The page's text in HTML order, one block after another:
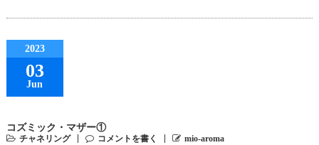
2023
03
Jun
コズミック・マザー①
チャネリング コメントを書く mio-aroma